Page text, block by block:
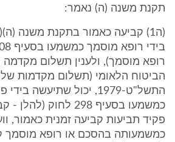
תקנת משנה (ה) נאמר:
רופא מוסמך), ולענין תשלום מקדמה
הביטוח הלאומי (תשלום מקדמות
התשל"ט-1979, יכול שתיעשה
כמשמעו בסעיף 298
פקיד תביעות קביעה זמנית כאמור,
כמשמעותה בהסכם או רופא מוסמך